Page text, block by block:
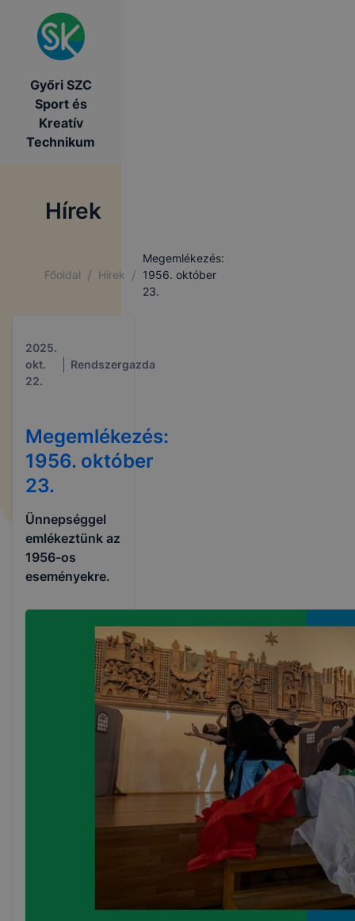
Győri SZC
Sport és
Kreatív
Technikum
Hírek
Főoldal / Hírek /
Megemlékezés:
1956. október
23.
2025.
okt.
22.
Rendszergazda
Megemlékezés:
1956. október
23.
Ünnepséggel
emlékeztünk az
1956-os
eseményekre.